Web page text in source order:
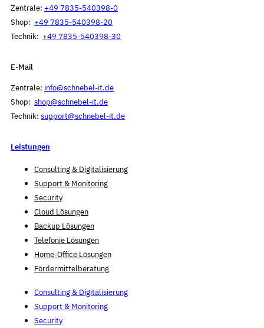
Zentrale: +49 7835-540398-0
Shop: +49 7835-540398-20
Technik: +49 7835-540398-30
E-Mail
Zentrale: info@schnebel-it.de
Shop: shop@schnebel-it.de
Technik: support@schnebel-it.de
Leistungen
Consulting & Digitalisierung
Support & Monitoring
Security
Cloud Lösungen
Backup Lösungen
Telefonie Lösungen
Home-Office Lösungen
Fördermittelberatung
Consulting & Digitalisierung
Support & Monitoring
Security